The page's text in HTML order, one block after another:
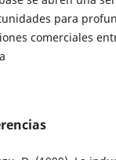
para
comerciales